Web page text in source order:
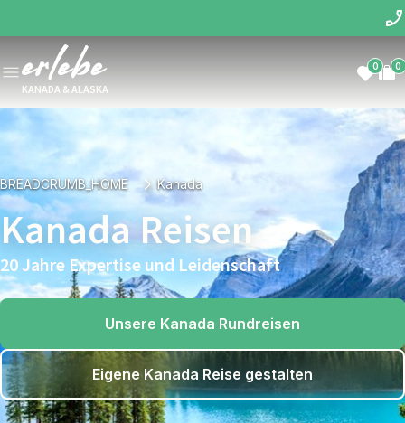
KANADA & ALASKA
0 0
BREADCRUMB_HOME Kanada
Kanada Reisen
20 Jahre Expertise und Leidenschaft
Unsere Kanada Rundreisen
Eigene Kanada Reise gestalten